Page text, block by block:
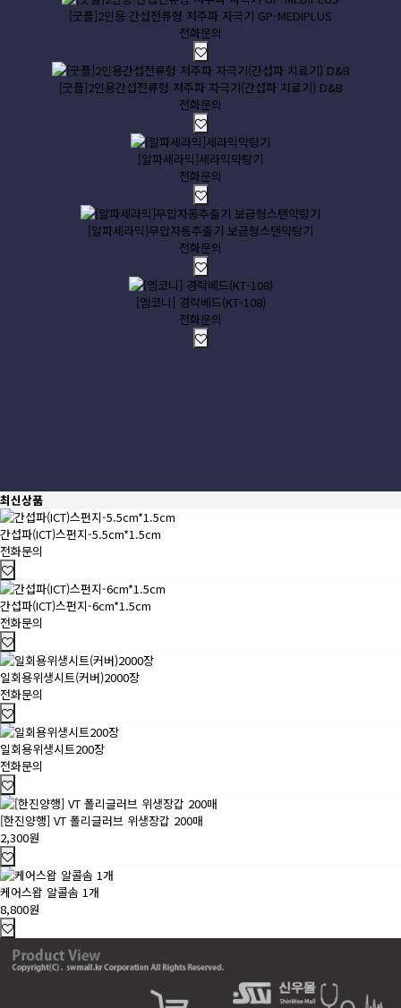
[굿플]2인용 간섭전류형 저주파 자극기 GP-MEDIPLUS
전화문의
[굿플]2인용간섭전류형 저주파 자극기(간섭파 치료기) D&B
전화문의
[알파세라믹]세라믹약탕기
전화문의
[알파세라믹]무압자동추출기 보급형스텐약탕기
전화문의
[엠코니] 경락베드(KT-108)
전화문의
최신상품
간섭파(ICT)스펀지-5.5cm*1.5cm
전화문의
간섭파(ICT)스펀지-6cm*1.5cm
전화문의
일회용위생시트(커버)2000장
전화문의
일회용위생시트200장
전화문의
[한진양행] VT 폴리글러브 위생장갑 200매
2,300원
케어스왑 알콜솜 1개
8,800원